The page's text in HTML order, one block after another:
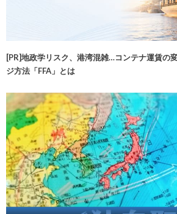
[PR]地政学リスク、港湾混雑…コンテナ運賃の
ジ方法「FFA」とは